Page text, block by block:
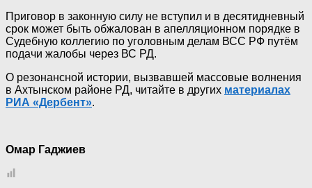
Приговор в законную силу не вступил и в десятидневный
срок может быть обжалован в апелляционном порядке в
Судебную коллегию по уголовным делам ВСС РФ путём
подачи жалобы через ВС РД.
О резонансной истории, вызвавшей массовые волнения
в Ахтынском районе РД, читайте в других материалах
РИА «Дербент».
Омар Гаджиев